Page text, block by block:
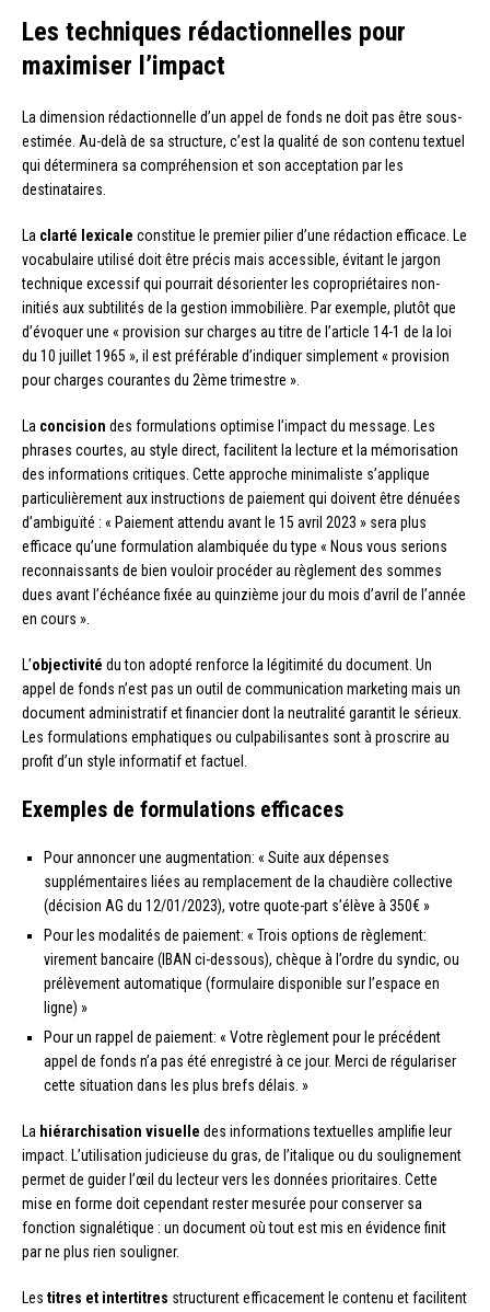
Les techniques rédactionnelles pour
maximiser l’impact
La dimension rédactionnelle d’un appel de fonds ne doit pas être sous-
estimée. Au-delà de sa structure, c’est la qualité de son contenu textuel
qui déterminera sa compréhension et son acceptation par les
destinataires.
La clarté lexicale constitue le premier pilier d’une rédaction efficace. Le
vocabulaire utilisé doit être précis mais accessible, évitant le jargon
technique excessif qui pourrait désorienter les copropriétaires non-
initiés aux subtilités de la gestion immobilière. Par exemple, plutôt que
d’évoquer une « provision sur charges au titre de l’article 14-1 de la loi
du 10 juillet 1965 », il est préférable d’indiquer simplement « provision
pour charges courantes du 2ème trimestre ».
La concision des formulations optimise l’impact du message. Les
phrases courtes, au style direct, facilitent la lecture et la mémorisation
des informations critiques. Cette approche minimaliste s’applique
particulièrement aux instructions de paiement qui doivent être dénuées
d’ambiguïté : « Paiement attendu avant le 15 avril 2023 » sera plus
efficace qu’une formulation alambiquée du type « Nous vous serions
reconnaissants de bien vouloir procéder au règlement des sommes
dues avant l’échéance fixée au quinzième jour du mois d’avril de l’année
en cours ».
L’objectivité du ton adopté renforce la légitimité du document. Un
appel de fonds n’est pas un outil de communication marketing mais un
document administratif et financier dont la neutralité garantit le sérieux.
Les formulations emphatiques ou culpabilisantes sont à proscrire au
profit d’un style informatif et factuel.
Exemples de formulations efficaces
Pour annoncer une augmentation: « Suite aux dépenses
supplémentaires liées au remplacement de la chaudière collective
(décision AG du 12/01/2023), votre quote-part s’élève à 350€ »
Pour les modalités de paiement: « Trois options de règlement:
virement bancaire (IBAN ci-dessous), chèque à l’ordre du syndic, ou
prélèvement automatique (formulaire disponible sur l’espace en
ligne) »
Pour un rappel de paiement: « Votre règlement pour le précédent
appel de fonds n’a pas été enregistré à ce jour. Merci de régulariser
cette situation dans les plus brefs délais. »
La hiérarchisation visuelle des informations textuelles amplifie leur
impact. L’utilisation judicieuse du gras, de l’italique ou du soulignement
permet de guider l’œil du lecteur vers les données prioritaires. Cette
mise en forme doit cependant rester mesurée pour conserver sa
fonction signalétique : un document où tout est mis en évidence finit
par ne plus rien souligner.
Les titres et intertitres structurent efficacement le contenu et facilitent